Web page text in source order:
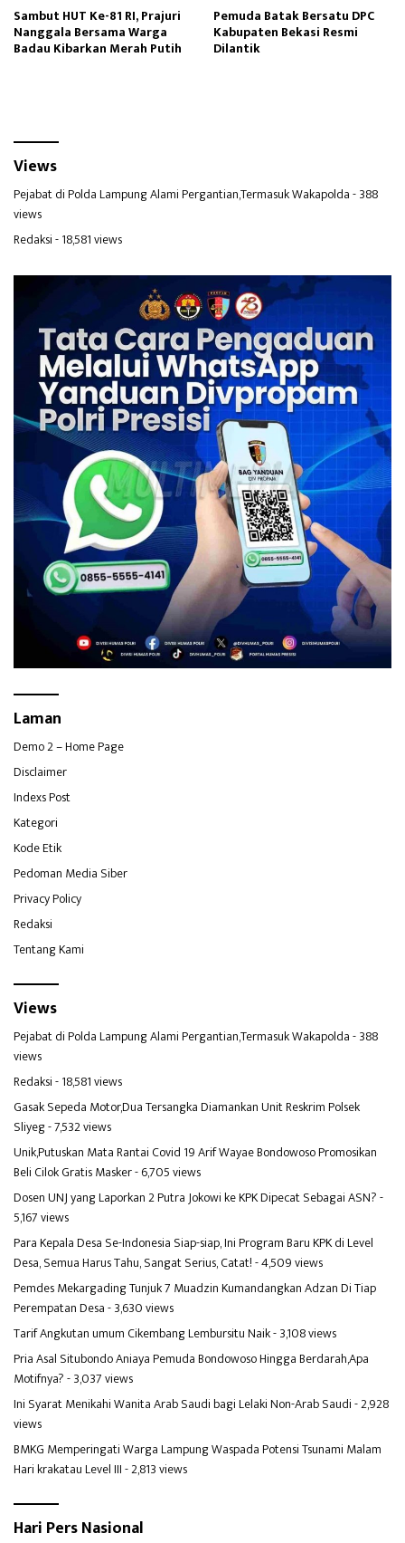
Sambut HUT Ke-81 RI, Prajuri
Nanggala Bersama Warga
Badau Kibarkan Merah Putih
Pemuda Batak Bersatu DPC
Kabupaten Bekasi Resmi
Dilantik
Views
Pejabat di Polda Lampung Alami Pergantian,Termasuk Wakapolda- 388
views
Redaksi- 18,581 views
Laman
Demo 2 – Home Page
Disclaimer
Indexs Post
Kategori
Kode Etik
Pedoman Media Siber
Privacy Policy
Redaksi
Tentang Kami
Views
Pejabat di Polda Lampung Alami Pergantian,Termasuk Wakapolda- 388
views
Redaksi- 18,581 views
Gasak Sepeda Motor,Dua Tersangka Diamankan Unit Reskrim Polsek
Sliyeg- 7,532 views
Unik,Putuskan Mata Rantai Covid 19 Arif Wayae Bondowoso Promosikan
Beli Cilok Gratis Masker- 6,705 views
Dosen UNJ yang Laporkan 2 Putra Jokowi ke KPK Dipecat Sebagai ASN?-
5,167 views
Para Kepala Desa Se-Indonesia Siap-siap, Ini Program Baru KPK di Level
Desa, Semua Harus Tahu, Sangat Serius, Catat!- 4,509 views
Pemdes Mekargading Tunjuk 7 Muadzin Kumandangkan Adzan Di Tiap
Perempatan Desa- 3,630 views
Tarif Angkutan umum Cikembang Lembursitu Naik- 3,108 views
Pria Asal Situbondo Aniaya Pemuda Bondowoso Hingga Berdarah,Apa
Motifnya?- 3,037 views
Ini Syarat Menikahi Wanita Arab Saudi bagi Lelaki Non-Arab Saudi- 2,928
views
BMKG Memperingati Warga Lampung Waspada Potensi Tsunami Malam
Hari krakatau Level III- 2,813 views
Hari Pers Nasional